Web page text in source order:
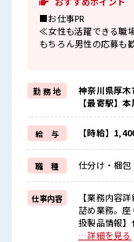
■お仕事PR
≪女性も活躍できる職
もちろん男性の応募も
残業はほとんどナシ！
≪週休2日制≫
週末は家族や友人と
≪機能的な制服アリ≫
制服があるので、
毎日の服装の悩み解消♪
≪未経験の方も大カン
新しいことにチャレン
しっかり働く環境が整
イチからスキルUP・
■職場の雰囲気
女性が多い職場ですが
勤 務 地
神奈川県厚木
【最寄駅】
給 与 【時給】
職 種 仕分け・梱
仕事内容
【業務内容
詰め業務。
扱製品情報】化粧品 ■お仕事PR ≪女性も
ちろん男性
…詳細を見る